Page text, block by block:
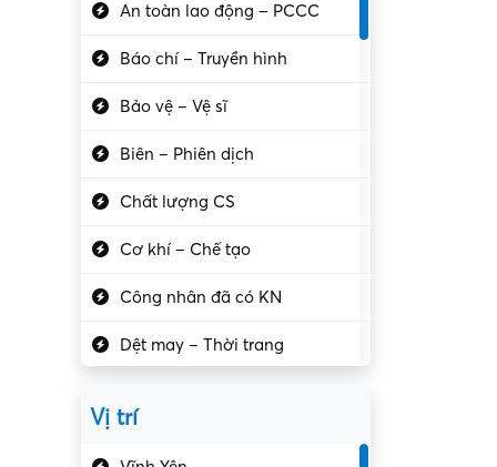
An toàn lao động – PCCC
Báo chí – Truyền hình
Bảo vệ – Vệ sĩ
Biên – Phiên dịch
Chất lượng CS
Cơ khí – Chế tạo
Công nhân đã có KN
Dệt may – Thời trang
Vị trí